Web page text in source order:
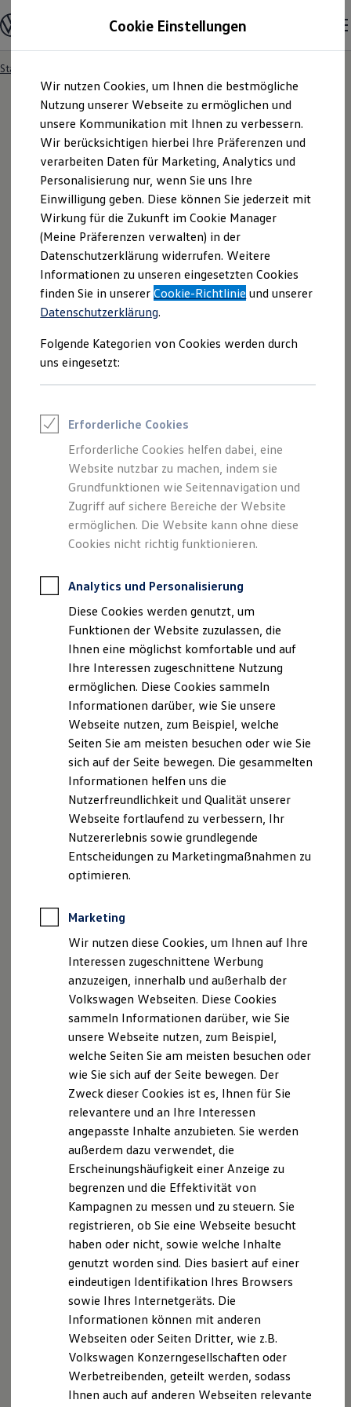
Hauptinhalt
springen
Footer
springen
Modelle & Konfigurator
Nutzfahrzeugkategorien entdecken
Modelle konfigurieren
Vorgängermodelle und Oldtimer
Vorgängermodelle
Oldtimer
Bulli Historie
Branchenlösungen & Gewerbekunden
Umbaulösungen und Hersteller finden
Auf- und Umbauten entdecken & konfigurieren
Groß- und Sonderkunden
Großkunden
Kommunen & Behörden
Journalisten
Sportvereine
Branchenlösungen
Bau & Handwerk
Gewerbliche Personenbeförderung
Service & mobile Werkstätten
Kurier, Logistik & Handel
Feuerwehr
Rettungsdienste
ONE Business ID Vorteile
Fahrzeugsuche & Marktplatz
Digitaler Marktplatz
Kauf & Finanzierung
Online-Fahrzeugbewertung
Aktionen & Angebote
E-Auto-Förderung
Für Privatkunden
Für Gewerbekunden
Profi Paket
TopDeal
Zertifizierte Gebrauchtwagen
Für Privatkunden
Für Gewerbekunden
Leasing
Für Privatkunden
Für Gewerbekunden
Versicherungen & Garantien
Garantien
Kfz-Versicherung für Nutzfahrzeuge
Restschuldversicherung
Wartungsverträge
Besitzer & Service
Reparatur & Service
Sommer-Special
Reparatur, Pflege & Inspektion
Servicetermin anfragen
Service-Vorteile bei Volkswagen Nutzfahrzeuge
ServicePlus
Economy Service
Räder & Reifen Service
Ersatzfahrzeuge
Software, Konnektivität & Apps
California App
VW Connect für Ihren ID. Buzz
VW Connect für Ihren Transporter/Caravelle
VW Connect für Ihren Amarok
VW Connect für andere Modelle
Connect Pro
Fleet Interface Data
Multistop Pathfinder
Übersicht Software Updates
Hilfreiches für Besitzer
Fahrerassistenz- und Sicherheitssysteme
Kontrollleuchten
Kurzfahrprofile und Ölverdünnung
XTL-Dieselkraftstoff
Ersatzteile und Betriebsflüssigkeiten
Original Zubehör und Lifestyle Produkte
myVolkswagen
myVolkswagen Business
Elektrisch & Autonom
Elektro - & Hybridfahrzeuge
Unser Ansatz
Klimafreundlicher Strom
Reichweite & Ladelösungen
Reichweitensimulator
Ladezeitensimulator
Ladelösungen für Privatkunden
Ladelösungen für Gewerbekunden
Wallbox und Ladekabel
Förderung & Kosten der Elektrofahrzeuge
Fördermöglichkeiten für Privatkunden
Fördermöglichkeiten für Gewerbekunden
Startseite
Angebotsanfrage
Bitte konkretisieren Sie hier Ihren Fahrzeugwunsch.
Cookie Einstellungen
Wir nutzen Cookies, um Ihnen die bestmögliche
Nutzung unserer Webseite zu ermöglichen und
unsere Kommunikation mit Ihnen zu verbessern.
Wir berücksichtigen hierbei Ihre Präferenzen und
verarbeiten Daten für Marketing, Analytics und
Personalisierung nur, wenn Sie uns Ihre
Einwilligung geben. Diese können Sie jederzeit mit
Wirkung für die Zukunft im Cookie Manager
(Meine Präferenzen verwalten) in der
Datenschutzerklärung widerrufen. Weitere
Informationen zu unseren eingesetzten Cookies
finden Sie in unsererCookie-Richtlinie und unserer
Datenschutzerklärung.
Folgende Kategorien von Cookies werden durch
uns eingesetzt:
Erforderliche Cookies
Erforderliche Cookies helfen dabei, eine
Website nutzbar zu machen, indem sie
Grundfunktionen wie Seitennavigation und
Zugriff auf sichere Bereiche der Website
ermöglichen. Die Website kann ohne diese
Cookies nicht richtig funktionieren.
Analytics und Personalisierung
Diese Cookies werden genutzt, um
Funktionen der Website zuzulassen, die
Ihnen eine möglichst komfortable und auf
Ihre Interessen zugeschnittene Nutzung
ermöglichen. Diese Cookies sammeln
Informationen darüber, wie Sie unsere
Webseite nutzen, zum Beispiel, welche
Seiten Sie am meisten besuchen oder wie Sie
sich auf der Seite bewegen. Die gesammelten
Informationen helfen uns die
Nutzerfreundlichkeit und Qualität unserer
Webseite fortlaufend zu verbessern, Ihr
Nutzererlebnis sowie grundlegende
Entscheidungen zu Marketingmaßnahmen zu
optimieren.
Marketing
Wir nutzen diese Cookies, um Ihnen auf Ihre
Interessen zugeschnittene Werbung
anzuzeigen, innerhalb und außerhalb der
Volkswagen Webseiten. Diese Cookies
sammeln Informationen darüber, wie Sie
unsere Webseite nutzen, zum Beispiel,
welche Seiten Sie am meisten besuchen oder
wie Sie sich auf der Seite bewegen. Der
Zweck dieser Cookies ist es, Ihnen für Sie
relevantere und an Ihre Interessen
angepasste Inhalte anzubieten. Sie werden
außerdem dazu verwendet, die
Erscheinungshäufigkeit einer Anzeige zu
begrenzen und die Effektivität von
Kampagnen zu messen und zu steuern. Sie
registrieren, ob Sie eine Webseite besucht
haben oder nicht, sowie welche Inhalte
genutzt worden sind. Dies basiert auf einer
eindeutigen Identifikation Ihres Browsers
sowie Ihres Internetgeräts. Die
Informationen können mit anderen
Webseiten oder Seiten Dritter, wie z.B.
Volkswagen Konzerngesellschaften oder
Werbetreibenden, geteilt werden, sodass
Ihnen auch auf anderen Webseiten relevante